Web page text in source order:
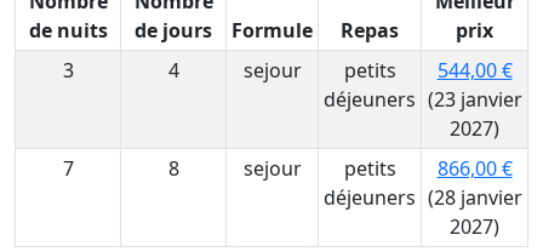
de nuits
de jours
Formule Repas
prix
3
4 sejour
petits
déjeuners
544,00 €
(23 janvier
2027)
7
8 sejour
petits
déjeuners
866,00 €
(28 janvier
2027)